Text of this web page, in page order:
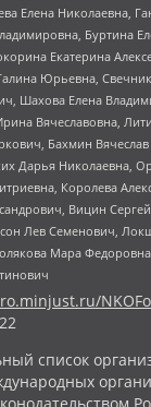
Елена Николаевна,
Буртина
Екатерина
Юрьевна,
Шахова Елена
Вячеславовна,
Бахмин
Дарья Николаевна,
Королева
Вицин
Лев Семенович,
Мара
список